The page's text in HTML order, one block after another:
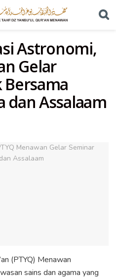
Astronomi,
Gelar
Bersama
dan Assalaam
(PTYQ) Menawan
sains dan agama yang